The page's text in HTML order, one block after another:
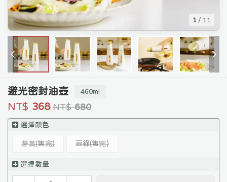
1 / 11
避光密封油壺 460ml
NT$ 368 NT$680
選擇顏色
芽黃 豆綠
選擇數量